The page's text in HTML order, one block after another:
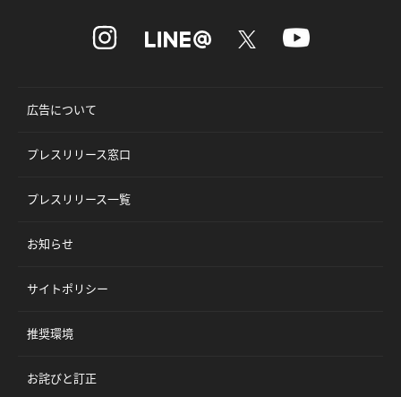
広告について
プレスリリース窓口
プレスリリース一覧
お知らせ
サイトポリシー
推奨環境
お詫びと訂正